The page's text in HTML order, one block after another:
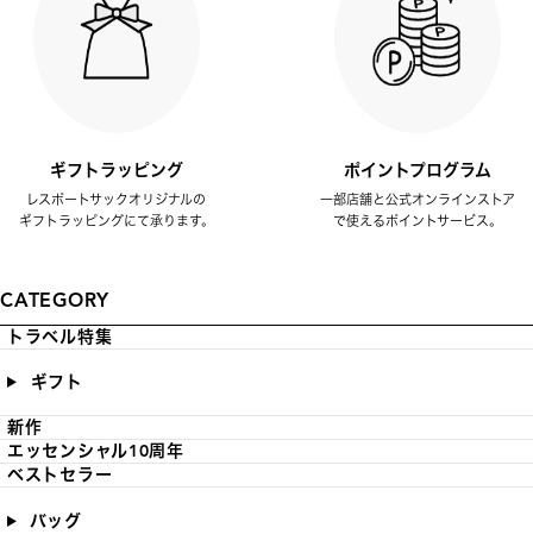
ギフトラッピング
レスポートサックオリジナルの
ギフトラッピングにて承ります。
ポイントプログラム
一部店舗と公式オンラインストア
で使えるポイントサービス。
CATEGORY
トラベル特集
ギフト
新作
エッセンシャル10周年
ベストセラー
バッグ